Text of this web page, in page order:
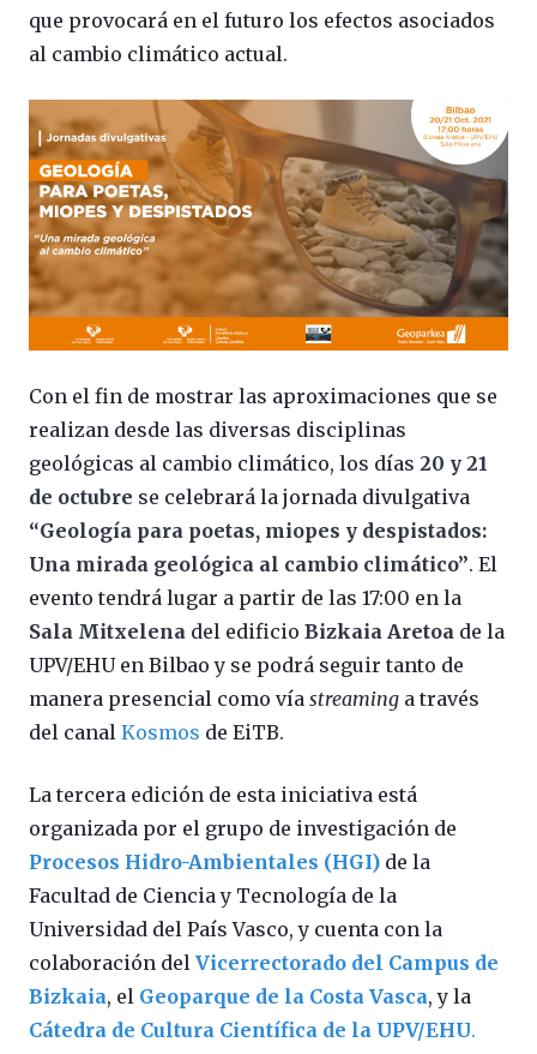
que provocará en el futuro los efectos asociados
al cambio climático actual.
Con el fin de mostrar las aproximaciones que se
realizan desde las diversas disciplinas
geológicas al cambio climático, los días 20 y 21
de octubre se celebrará la jornada divulgativa
“Geología para poetas, miopes y despistados:
Una mirada geológica al cambio climático”. El
evento tendrá lugar a partir de las 17:00 en la
Sala Mitxelena del edificio Bizkaia Aretoa de la
UPV/EHU en Bilbao y se podrá seguir tanto de
manera presencial como vía streaming a través
del canal Kosmos de EiTB.
La tercera edición de esta iniciativa está
organizada por el grupo de investigación de
Procesos Hidro-Ambientales (HGI) de la
Facultad de Ciencia y Tecnología de la
Universidad del País Vasco, y cuenta con la
colaboración del Vicerrectorado del Campus de
Bizkaia, el Geoparque de la Costa Vasca, y la
Cátedra de Cultura Científica de la UPV/EHU.